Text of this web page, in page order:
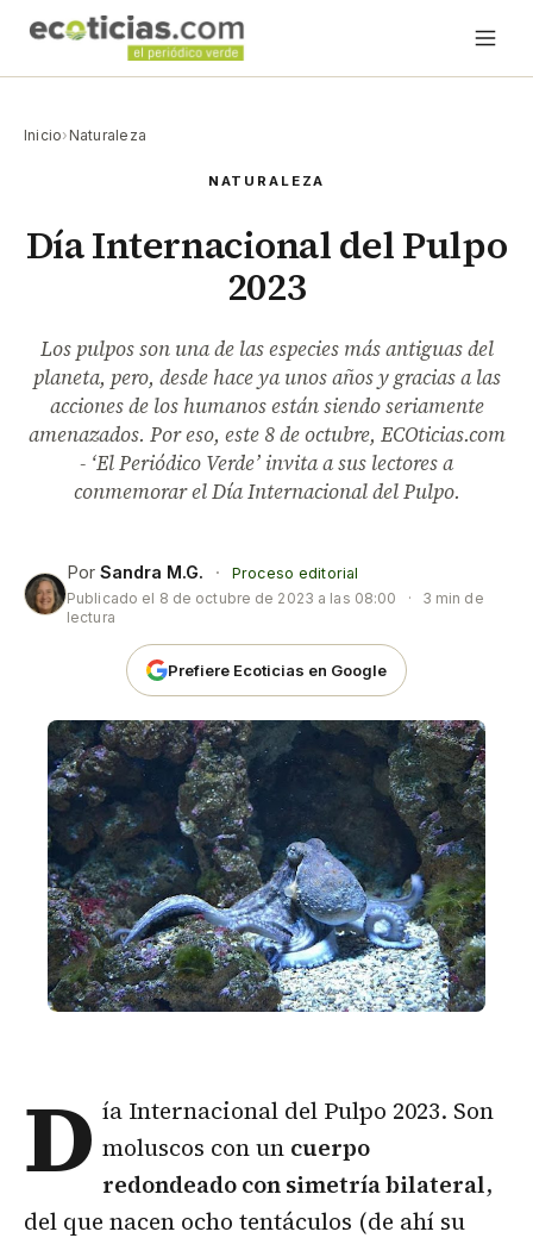
Inicio› Naturaleza
NATURALEZA
Día Internacional del Pulpo
2023
Los pulpos son una de las especies más antiguas del
planeta, pero, desde hace ya unos años y gracias a las
acciones de los humanos están siendo seriamente
amenazados. Por eso, este 8 de octubre, ECOticias.com
- ‘El Periódico Verde’ invita a sus lectores a
conmemorar el Día Internacional del Pulpo.
Por Sandra M.G. ·
Proceso editorial
Publicado el 8 de octubre de 2023 a las 08:00 ·
3 min de
lectura
Prefiere Ecoticias en Google
D ía Internacional del Pulpo 2023. Son
moluscos con un cuerpo
redondeado con simetría bilateral,
del que nacen ocho tentáculos (de ahí su